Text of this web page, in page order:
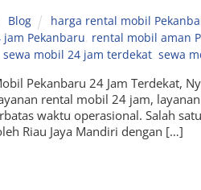
Blog harga rental mobil
jam Pekanbaru rental mobil aman
sewa mobil 24 jam terdekat sewa
Pekanbaru 24 Jam Terdekat,
rental mobil 24 jam,
waktu operasional. Salah
Riau Jaya Mandiri dengan […]